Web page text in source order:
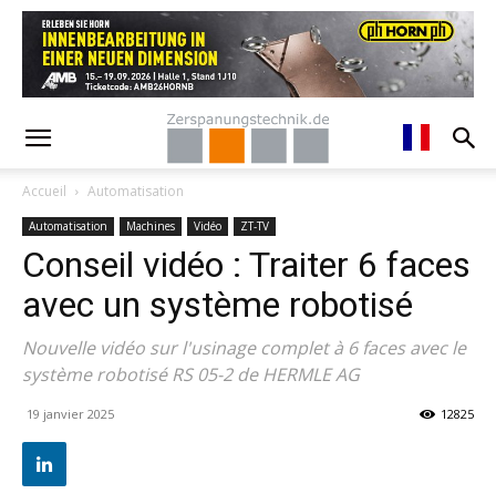
Accueil Automatisation
Automatisation Machines Vidéo ZT-TV
Conseil vidéo : Traiter 6 faces
avec un système robotisé
Nouvelle vidéo sur l'usinage complet à 6 faces avec le
système robotisé RS 05-2 de HERMLE AG
19 janvier 2025 12825